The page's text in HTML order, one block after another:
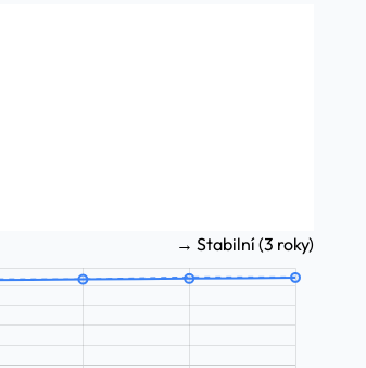
→ Stabilní (3 roky)